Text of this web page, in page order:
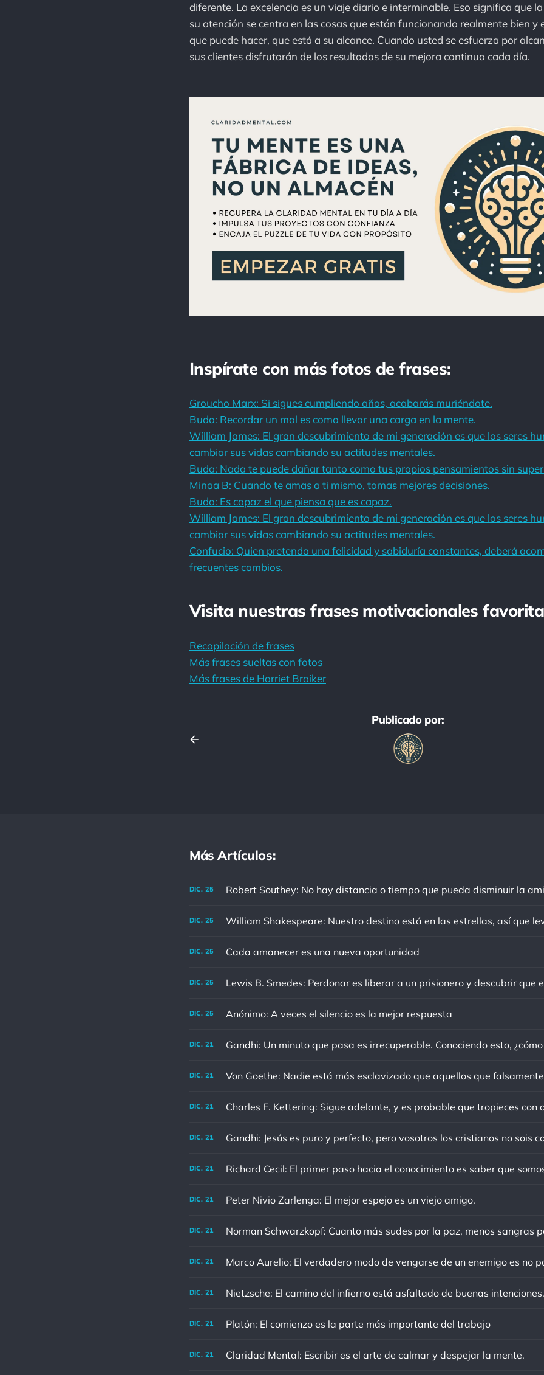
diferente. La excelencia es un viaje diario e interminable. Eso significa que
su atención se centra en las cosas que están funcionando realmente bien y
que puede hacer, que está a su alcance. Cuando usted se esfuerza por
sus clientes disfrutarán de los resultados de su mejora continua cada día.
Inspírate con más fotos de frases:
Groucho Marx: Si sigues cumpliendo años, acabarás muriéndote.
Buda: Recordar un mal es como llevar una carga en la mente.
William James: El gran descubrimiento de mi generación es que los seres
cambiar sus vidas cambiando su actitudes mentales.
Buda: Nada te puede dañar tanto como tus propios pensamientos sin
Minaa B: Cuando te amas a ti mismo, tomas mejores decisiones.
Buda: Es capaz el que piensa que es capaz.
William James: El gran descubrimiento de mi generación es que los seres
cambiar sus vidas cambiando su actitudes mentales.
Confucio: Quien pretenda una felicidad y sabiduría constantes, deberá
frecuentes cambios.
Visita nuestras frases motivacionales
Recopilación de frases
Más frases sueltas con fotos
Más frases de Harriet Braiker
Publicado por:
Más Artículos:
DIC. 25
DIC. 25
DIC. 25 Cada amanecer es una nueva oportunidad
DIC. 25
DIC. 25 Anónimo: A veces el silencio es la mejor respuesta
DIC. 21
DIC. 21
DIC. 21
DIC. 21 Gandhi: Jesús es puro y perfecto, pero vosotros los cristianos no sois
DIC. 21
DIC. 21 Peter Nivio Zarlenga: El mejor espejo es un viejo amigo.
DIC. 21
DIC. 21
DIC. 21 Nietzsche: El camino del infierno está asfaltado de buenas intenciones.
DIC. 21 Platón: El comienzo es la parte más importante del trabajo
DIC. 21 Claridad Mental: Escribir es el arte de calmar y despejar la mente.